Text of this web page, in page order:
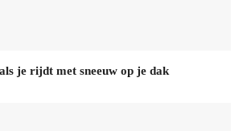
je rijdt met sneeuw op je dak